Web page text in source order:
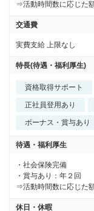
⇒活動時間数に応じた
交通費
実費支給 上限なし
特長(待遇・福利厚生)
資格取得サポート
正社員登用あり
ボーナス・賞与あり
待遇・福利厚生
・社会保険完備
・賞与あり：年２回
⇒活動時間数に応じた
休日・休暇